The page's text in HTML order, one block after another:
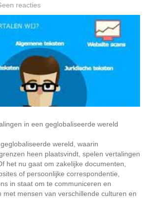
reacties
in een geglobaliseerde wereld
wereld, waarin
heen plaatsvindt, spelen vertalingen
het nu gaat om zakelijke documenten,
of persoonlijke correspondentie,
in staat om te communiceren en
met mensen van verschillende culturen en